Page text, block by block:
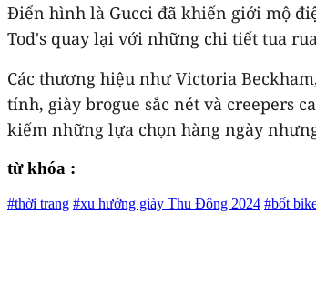
Điển hình là Gucci đã khiến giới mộ
Tod's quay lại với những chi tiết tua
Các thương hiệu như Victoria
tính, giày brogue sắc nét và creepers
kiếm những lựa chọn hàng ngày
từ khóa :
#thời trang #xu hướng giày Thu Đông 2024 #bốt